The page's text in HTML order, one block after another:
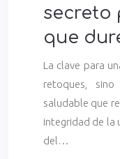
secreto
que
La clave para
retoques,
saludable que
integridad de la
del…